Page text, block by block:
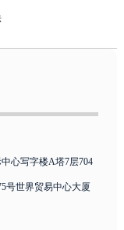
心写字楼A塔7层704
号世界贸易中心大厦